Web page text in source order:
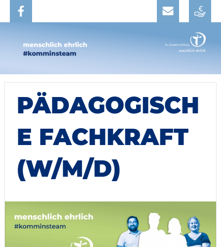
PÄDAGOGISCH
E FACHKRAFT
(W/M/D)